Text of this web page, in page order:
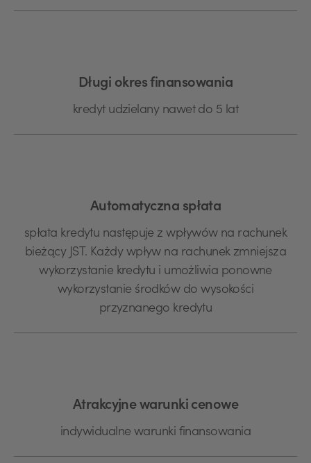
Długi okres finansowania
kredyt udzielany nawet do 5 lat
Automatyczna spłata
spłata kredytu następuje z wpływów na rachunek
bieżący JST. Każdy wpływ na rachunek zmniejsza
wykorzystanie kredytu i umożliwia ponowne
wykorzystanie środków do wysokości
przyznanego kredytu
Atrakcyjne warunki cenowe
indywidualne warunki finansowania